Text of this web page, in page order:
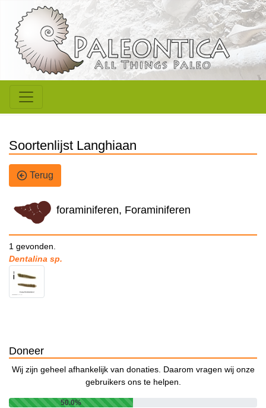
Soortenlijst Langhiaan
Terug
foraminiferen, Foraminiferen
1 gevonden.
Dentalina sp.
Doneer
Wij zijn geheel afhankelijk van donaties. Daarom vragen wij onze
gebruikers ons te helpen.
50.0%